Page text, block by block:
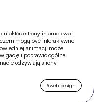
niektóre strony internetowe i
mogą być interaktywne
animacji może
i poprawić ogólne
odżywiają strony
#web-design